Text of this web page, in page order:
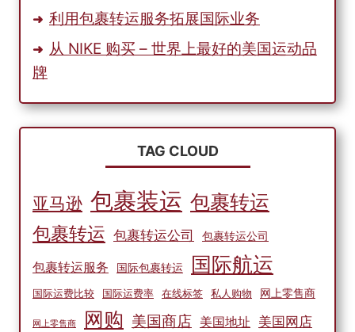
利用包裹转运服务拓展国际业务
从 NIKE 购买 – 世界上最好的美国运动品
牌
TAG CLOUD
亚马逊 包裹装运 包裹转运
包裹转运 包裹转运公司 包裹转运公司
包裹转运服务 国际包裹转运 国际航运
国际运费比较 国际运费率 在线标签 私人购物 网上零售商
网上零售商 网购 美国商店 美国地址 美国网店